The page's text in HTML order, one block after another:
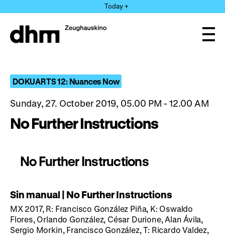
directly
the
Today +
DOKUARTS 12: Nuances Now
Sunday, 27. October 2019, 05.00 PM - 12.00 AM
No Further Instructions
No Further Instructions
Sin manual | No Further Instructions
MX 2017, R: Francisco González Piña, K: Oswaldo
Flores, Orlando González, César Durione, Alan Ávila,
Sergio Morkin, Francisco González, T: Ricardo Valdez,